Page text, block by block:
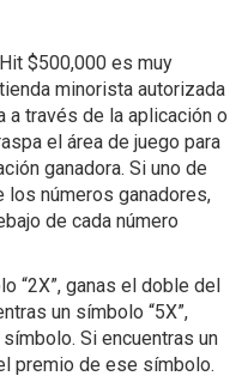
$500,000 es muy
minorista autorizada
a través de la aplicación o
el área de juego para
ganadora. Si uno de
los números ganadores,
de cada número
“2X”, ganas el doble del
un símbolo “5X”,
Si encuentras un
premio de ese símbolo.